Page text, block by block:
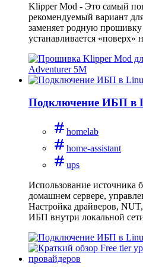
Klipper Mod - Это самый
рекомендуемый вариант
заменяет родную
устанавливается
Подключение ИБП в
homelab
home-assistant
ups
Использование источника
домашнем сервере,
Настройка драйверов,
ИБП внутри локальной